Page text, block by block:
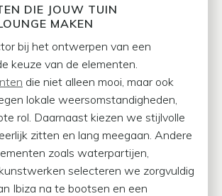
DIE JOUW TUIN
MAKEN
bij het ontwerpen van een
keuze van de elementen.
die niet alleen mooi, maar ook
lokale weersomstandigheden,
rol. Daarnaast kiezen we stijlvolle
zitten en lang meegaan. Andere
zoals waterpartijen,
selecteren we zorgvuldig
Ibiza na te bootsen en een